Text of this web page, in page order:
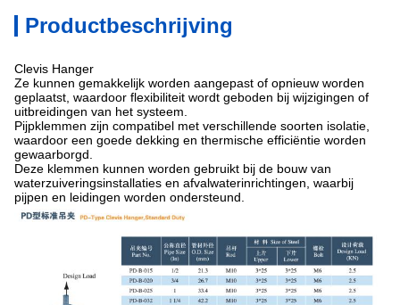
Productbeschrijving
Clevis Hanger
Ze kunnen gemakkelijk worden aangepast of opnieuw worden
geplaatst, waardoor flexibiliteit wordt geboden bij wijzigingen of
uitbreidingen van het systeem.
Pijpklemmen zijn compatibel met verschillende soorten isolatie,
waardoor een goede dekking en thermische efficiëntie worden
gewaarborgd.
Deze klemmen kunnen worden gebruikt bij de bouw van
waterzuiveringsinstallaties en afvalwaterinrichtingen, waarbij
pijpen en leidingen worden ondersteund.